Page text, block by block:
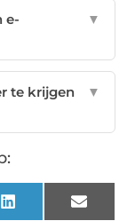
e-
▼
te krijgen
▼
LinkedIn Email